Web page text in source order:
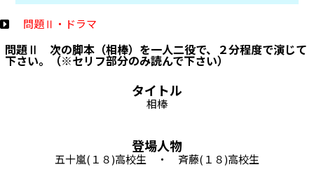
問題Ⅱ・ドラマ
問題Ⅱ 次の脚本（相棒）を一人二役で、２分程度で演じて
下さい。（※セリフ部分のみ読んで下さい）
タイトル
相棒
登場人物
五十嵐(１８)高校生 ・ 斉藤(１８)高校生